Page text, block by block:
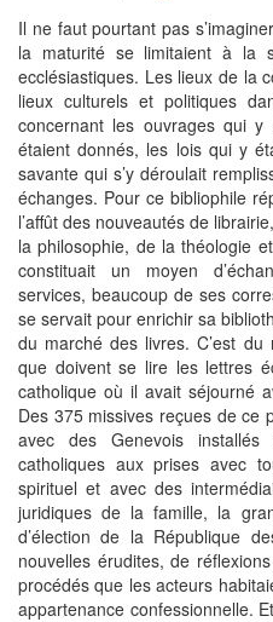
Il ne faut pourtant pas
la maturité se limitaient à la
ecclésiastiques. Les lieux de la
lieux culturels et politiques
concernant les ouvrages qui
étaient donnés, les lois qui y
savante qui s’y déroulait
échanges. Pour ce bibliophile
l’affût des nouveautés de
la philosophie, de la théologie
constituait un moyen
services, beaucoup de ses
se servait pour enrichir sa
du marché des livres. C’est
que doivent se lire les lettres
catholique où il avait séjourné
Des 375 missives reçues de ce
avec des Genevois
catholiques aux prises avec
spirituel et avec des
juridiques de la famille, la
d’élection de la République
nouvelles érudites, de
procédés que les acteurs
appartenance confessionnelle.